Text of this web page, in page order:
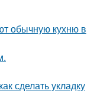
обычную кухню в
сделать укладку